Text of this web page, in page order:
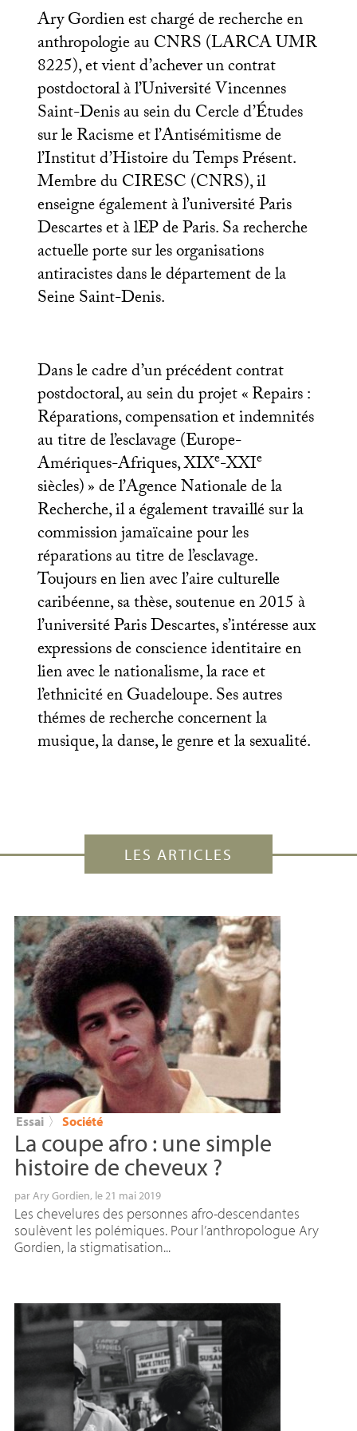
Ary Gordien est chargé de recherche en
anthropologie auCNRS(LARCAUMR
8225), et vient d’achever un contrat
postdoctoral à l’Université Vincennes
Saint-Denis au sein du Cercle d’Études
sur le Racisme et l’Antisémitisme de
l’Institut d’Histoire du Temps Présent.
Membre duCIRESC(CNRS), il
enseigne également à l’université Paris
Descartes et à lEP de Paris. Sa recherche
actuelle porte sur les organisations
antiracistes dans le département de la
Seine Saint-Denis.
Dans le cadre d’un précédent contrat
postdoctoral, au sein du projet «Repairs :
Réparations, compensation et indemnités
au titre de l’esclavage (Europe-
Amériques-Afriques,XIXe-XXIe
siècles)» de l’Agence Nationale de la
Recherche, il a également travaillé sur la
commission jamaïcaine pour les
réparations au titre de l’esclavage.
Toujours en lien avec l’aire culturelle
caribéenne, sa thèse, soutenue en 2015 à
l’université Paris Descartes, s’intéresse aux
expressions de conscience identitaire en
lien avec le nationalisme, la race et
l’ethnicité en Guadeloupe. Ses autres
thémes de recherche concernent la
musique, la danse, le genre et la sexualité.
LES ARTICLES
Essai 〉 Société
La coupe afro : une simple
histoire de cheveux?
parAry Gordien, le 21 mai 2019
Les chevelures des personnes afro-descendantes
soulèvent les polémiques. Pour l’anthropologue Ary
Gordien, la stigmatisation...